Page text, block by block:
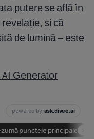
putere se află în
și că
de lumină – este
Generator